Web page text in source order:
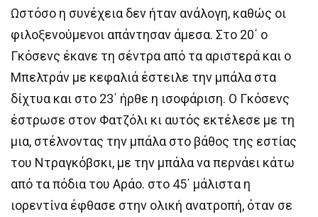
Ωστόσο η συνέχεια δεν ήταν ανάλογη, καθώς οι
φιλοξενούμενοι απάντησαν άμεσα. Στο 20΄ ο
Γκόσενς έκανε τη σέντρα από τα αριστερά και ο
Μπελτράν με κεφαλιά έστειλε την μπάλα στα
δίχτυα και στο 23΄ ήρθε η ισοφάριση. Ο Γκόσενς
έστρωσε στον Φατζόλι κι αυτός εκτέλεσε με τη
μια, στέλνοντας την μπάλα στο βάθος της εστίας
του Ντραγκόβσκι, με την μπάλα να περνάει κάτω
από τα πόδια του Αράο. στο 45΄ μάλιστα η
ιορεντίνα έφθασε στην ολική ανατροπή, όταν σε